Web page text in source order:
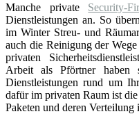
Manche private Security-
Dienstleistungen an. So
im Winter Streu- und
auch die Reinigung der
privaten
Arbeit als Pförtner
Dienstleistungen rund um
dafür im privaten Raum ist
Paketen und deren Verteilung